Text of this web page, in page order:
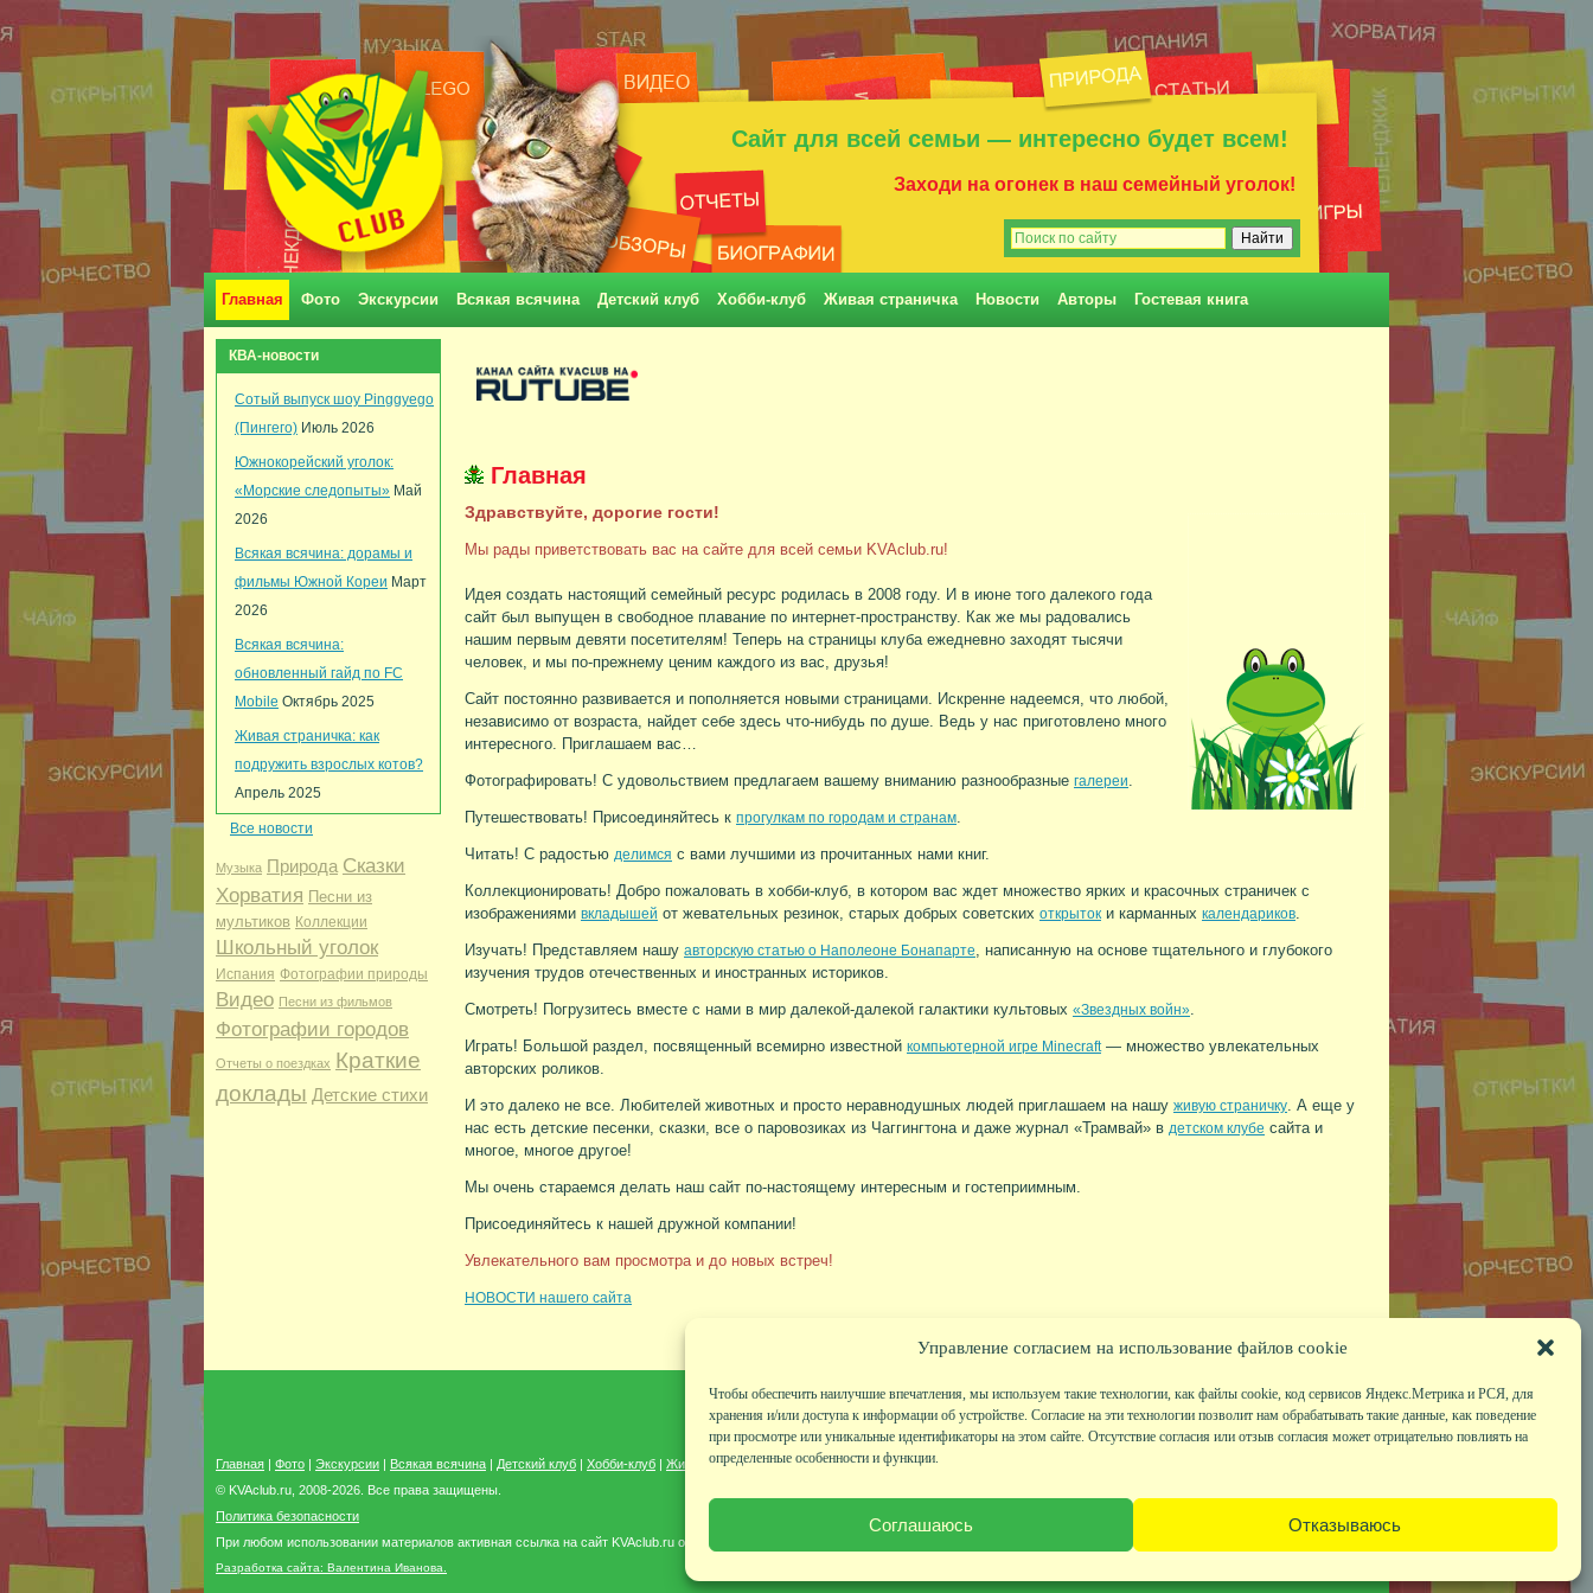
Управление согласием на использование файлов cookie
Чтобы обеспечить наилучшие впечатления, мы используем такие технологии, как файлы cookie, код сервисов Яндекс.Метрика и РСЯ, для
хранения и/или доступа к информации об устройстве. Согласие на эти технологии позволит нам обрабатывать такие данные, как поведение
при просмотре или уникальные идентификаторы на этом сайте. Отсутствие согласия или отзыв согласия может отрицательно повлиять на
определенные особенности и функции.
Соглашаюсь Отказываюсь
Сайт для всей семьи — интересно будет всем!
Заходи на огонек в наш семейный уголок!
Главная Фото Экскурсии Всякая всячина Детский клуб Хобби-клуб Живая страничка Новости Авторы Гостевая книга
КВА-новости
Сотый выпуск шоу Pinggyego
(Пингего) Июль 2026
Южнокорейский уголок:
«Морские следопыты» Май
2026
Всякая всячина: дорамы и
фильмы Южной Кореи Март
2026
Всякая всячина:
обновленный гайд по FC
Mobile Октябрь 2025
Живая страничка: как
подружить взрослых котов?
Апрель 2025
Все новости
Музыка Природа Сказки
Хорватия Песни из
мультиков Коллекции
Школьный уголок
Испания Фотографии природы
Видео Песни из фильмов
Фотографии городов
Отчеты о поездках Краткие
доклады Детские стихи
Главная
Здравствуйте, дорогие гости!
Мы рады приветствовать вас на сайте для всей семьи KVAclub.ru!
Идея создать настоящий семейный ресурс родилась в 2008 году. И в июне того далекого года
сайт был выпущен в свободное плавание по интернет-пространству. Как же мы радовались
нашим первым девяти посетителям! Теперь на страницы клуба ежедневно заходят тысячи
человек, и мы по-прежнему ценим каждого из вас, друзья!
Сайт постоянно развивается и пополняется новыми страницами. Искренне надеемся, что любой,
независимо от возраста, найдет себе здесь что-нибудь по душе. Ведь у нас приготовлено много
интересного. Приглашаем вас…
Фотографировать! С удовольствием предлагаем вашему вниманию разнообразные галереи.
Путешествовать! Присоединяйтесь к прогулкам по городам и странам.
Читать! С радостью делимся с вами лучшими из прочитанных нами книг.
Коллекционировать! Добро пожаловать в хобби-клуб, в котором вас ждет множество ярких и красочных страничек с
изображениями вкладышей от жевательных резинок, старых добрых советских открыток и карманных календариков.
Изучать! Представляем нашу авторскую статью о Наполеоне Бонапарте, написанную на основе тщательного и глубокого
изучения трудов отечественных и иностранных историков.
Смотреть! Погрузитесь вместе с нами в мир далекой-далекой галактики культовых «Звездных войн».
Играть! Большой раздел, посвященный всемирно известной компьютерной игре Minecraft— множество увлекательных
авторских роликов.
И это далеко не все. Любителей животных и просто неравнодушных людей приглашаем на нашу живую страничку. А еще у
нас есть детские песенки, сказки, все о паровозиках из Чаггингтона и даже журнал «Трамвай» в детском клубе сайта и
многое, многое другое!
Мы очень стараемся делать наш сайт по-настоящему интересным и гостеприимным.
Присоединяйтесь к нашей дружной компании!
Увлекательного вам просмотра и до новых встреч!
НОВОСТИ нашего сайта
Главная | Фото | Экскурсии | Всякая всячина | Детский клуб | Хобби-клуб | Живая страничка|Новости|Авторы|Гостевая книга
© KVAclub.ru, 2008-2026. Все права защищены.
Политика безопасности
При любом использовании материалов активная ссылка на сайт KVAclub.ru обязательна!
Разработка сайта: Валентина Иванова.